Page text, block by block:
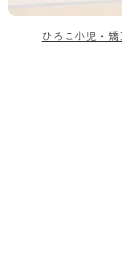
ひろこ小児・